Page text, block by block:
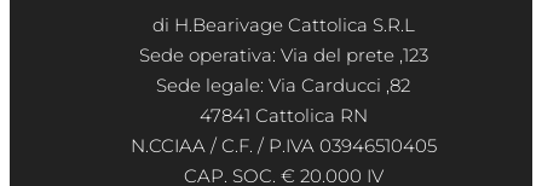
di H.Bearivage Cattolica S.R.L
Sede operativa: Via del prete ,123
Sede legale: Via Carducci ,82
47841 Cattolica RN
N.CCIAA / C.F. / P.IVA 03946510405
CAP. SOC. € 20.000 IV